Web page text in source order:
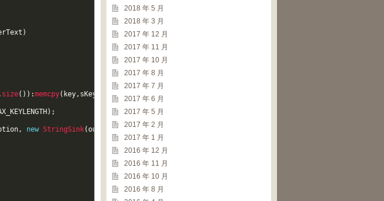
)
size( ) ) :memcpy( key, sKey c_str (),AES ::MAX_KEYLENGTH
) ;
, new StringSink(outstr)) );
2018 年 5 月
2018 年 3 月
2017 年 12 月
2017 年 11 月
2017 年 10 月
2017 年 8 月
2017 年 7 月
2017 年 6 月
2017 年 5 月
2017 年 2 月
2017 年 1 月
2016 年 12 月
2016 年 11 月
2016 年 10 月
2016 年 8 月